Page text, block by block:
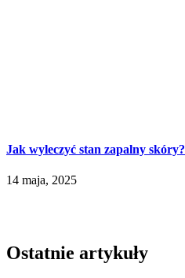
Jak wyleczyć stan zapalny skóry?
14 maja, 2025
Ostatnie artykuły